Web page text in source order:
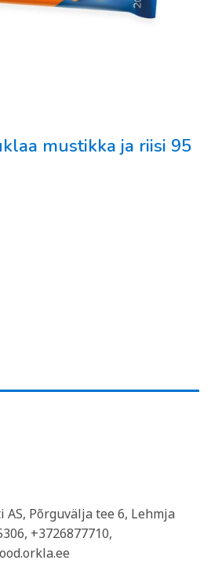
mustikka ja riisi 95
Põrguvälja tee 6, Lehmja
+3726877710,